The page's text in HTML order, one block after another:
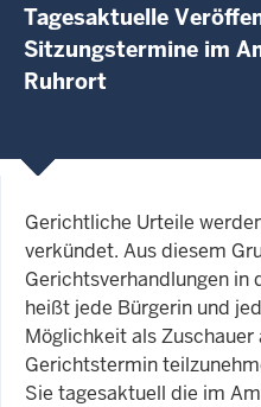
Tagesaktuelle
Sitzungstermine im
Ruhrort
Gerichtliche Urteile
verkündet. Aus diesem
Gerichtsverhandlungen in
heißt jede Bürgerin und
Möglichkeit als
Gerichtstermin
Sie tagesaktuell die im